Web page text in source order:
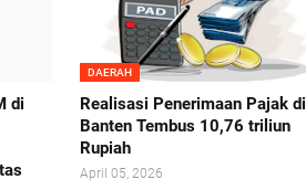
di
DAERAH
Realisasi Penerimaan Pajak di
Banten Tembus 10,76 triliun
Rupiah
April 05, 2026